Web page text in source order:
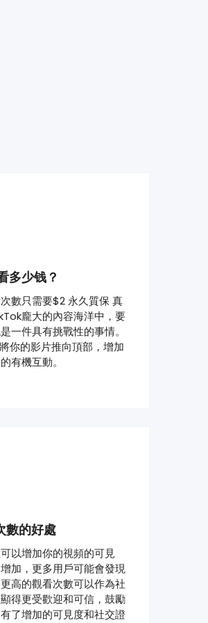
多少钱？
數只需要$2 永久質保 真
龐大的內容海洋中，要
一件具有挑戰性的事情。
你的影片推向頂部，增加
有機互動。
數的好處
以增加你的視頻的可見
加，更多用戶可能會發現
高的觀看次數可以作為社
得更受歡迎和可信，鼓勵
了增加的可見度和社交證